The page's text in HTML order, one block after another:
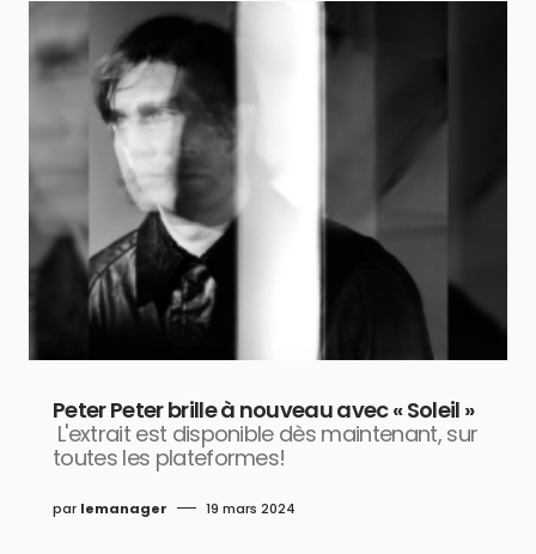
Peter Peter brille à nouveau avec « Soleil »
L'extrait est disponible dès maintenant, sur
toutes les plateformes!
par lemanager 19 mars 2024